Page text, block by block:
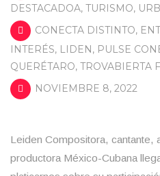
DESTACADOA, TURISMO,
CONECTA DISTINTO,
INTERÉS, LIDEN , PULSE
QUERÉTARO, TROVABIERTA
NOVIEMBRE 8, 2022
Leiden Compositora, cantante,
productora México-Cubana